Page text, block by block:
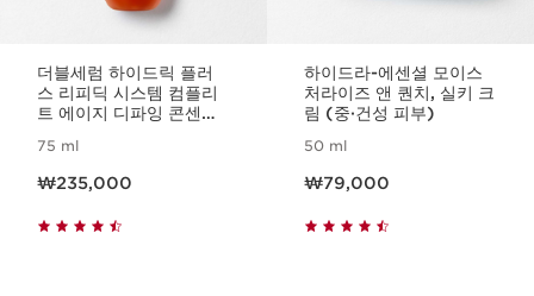
더블세럼 하이드릭 플러
스 리피딕 시스템 컴플리
트 에이지 디파잉 콘센트
75 ml
₩235,000
하이드라-에센셜 모이스
처라이즈 앤 퀀치, 실키 크
림 (중·건성 피부)
50 ml
₩79,000